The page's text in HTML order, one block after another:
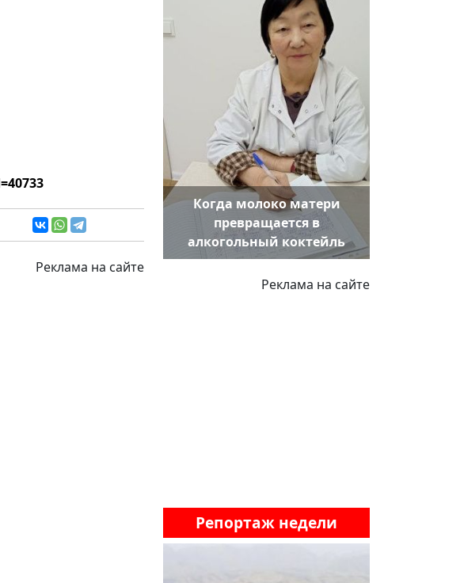
Реклама на сайте
Когда молоко матери
превращается в
алкогольный коктейль
Реклама на сайте
Репортаж недели